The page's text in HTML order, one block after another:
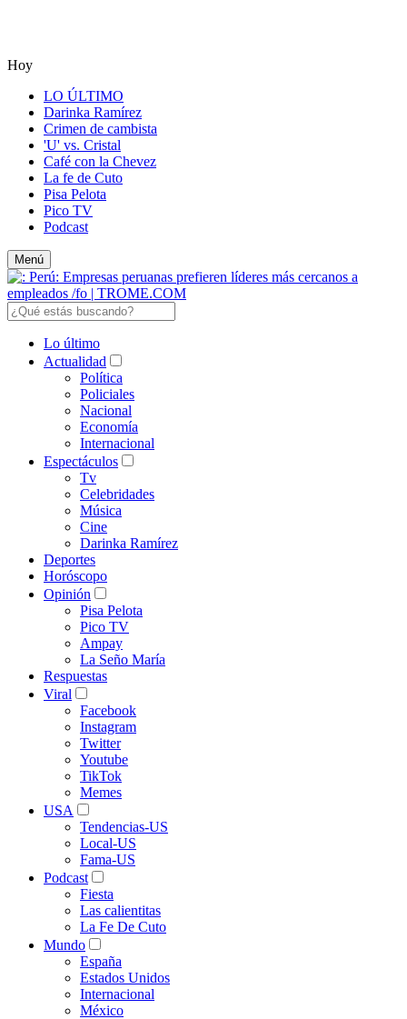
Hoy
LO ÚLTIMO
Darinka Ramírez
Crimen de cambista
'U' vs. Cristal
Café con la Chevez
La fe de Cuto
Pisa Pelota
Pico TV
Podcast
Menú
Lo último
Actualidad
Política
Policiales
Nacional
Economía
Internacional
Espectáculos
Tv
Celebridades
Música
Cine
Darinka Ramírez
Deportes
Horóscopo
Opinión
Pisa Pelota
Pico TV
Ampay
La Seño María
Respuestas
Viral
Facebook
Instagram
Twitter
Youtube
TikTok
Memes
USA
Tendencias-US
Local-US
Fama-US
Podcast
Fiesta
Las calientitas
La Fe De Cuto
Mundo
España
Estados Unidos
Internacional
México